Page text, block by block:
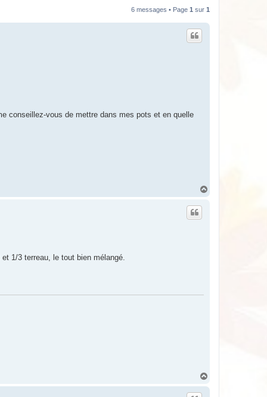
6 messages • Page 1 sur 1
conseillez-vous de mettre dans mes pots et en quelle
1/3 terreau, le tout bien mélangé.